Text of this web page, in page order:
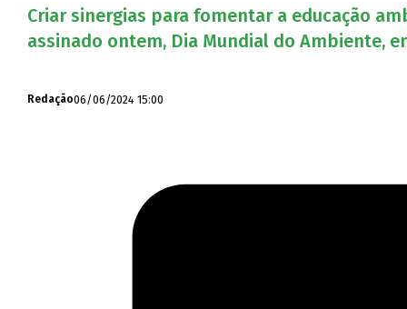
Criar sinergias para fomentar a educação
assinado ontem, Dia Mundial do Ambiente,
Redação06/06/2024 15:00